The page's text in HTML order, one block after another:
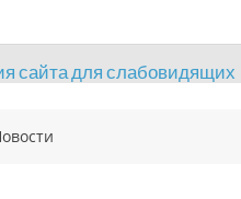
сайта для слабовидящих